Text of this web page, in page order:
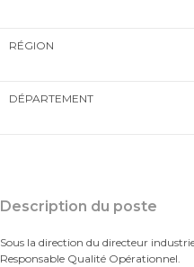
RÉGION
DÉPARTEMENT
Description du poste
Sous la direction du directeur
Responsable Qualité Opérationnel.